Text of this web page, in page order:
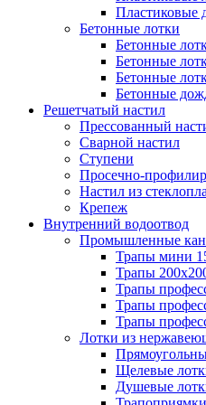
Пластиковые
Бетонные лотки
Бетонные
Бетонные
Бетонные
Бетонные
Решетчатый настил
Прессованный
Сварной настил
Ступени
Просечно-
Настил из
Крепеж
Внутренний водоотвод
Промышленные
Трапы мини
Трапы
Трапы
Трапы
Трапы
Лотки из
Щелевые
Душевые